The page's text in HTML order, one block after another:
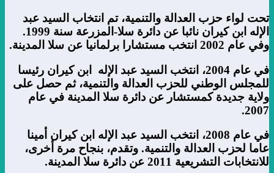
تحت لواء حزب العدالة والتنمية، تم انتخاب السيد عبد
الإله ابن كيران نائبا عن دائرة سلا-المزرعة سنة 1999.
وفي عام 2002 انتخب مستشارا برلمانيا عن سلا المدينة
.
في عام 2004، انتخب السيد عبد الإله ابن كيران رئيسا
للمجلس الوطني للحزب العدالة والتنمية، ثم حصل على
ولاية جديدة كمستشار عن دائرة سلا المدينة في عام
2007
.
في عام 2008، انتخب السيد عبد الإله ابن كيران أمينا
عاما لحزب العدالة والتنمية. وتقدم، بنجاح مرة أخرى،
للانتخابات التشريعية 2011 عن دائرة سلا المدينة
.